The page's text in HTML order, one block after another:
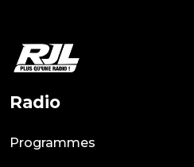
Radio
Programmes